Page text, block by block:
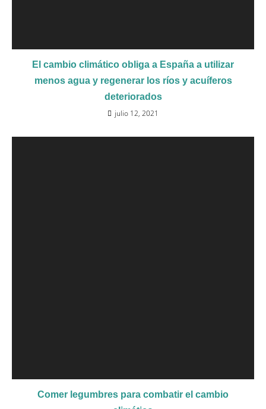
El cambio climático obliga a España a utilizar
menos agua y regenerar los ríos y acuíferos
deteriorados
julio 12, 2021
Comer legumbres para combatir el cambio